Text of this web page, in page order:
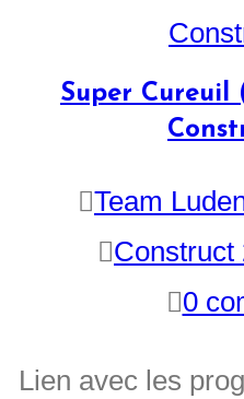
Super Cureuil
Team
Construct
0
Lien avec les